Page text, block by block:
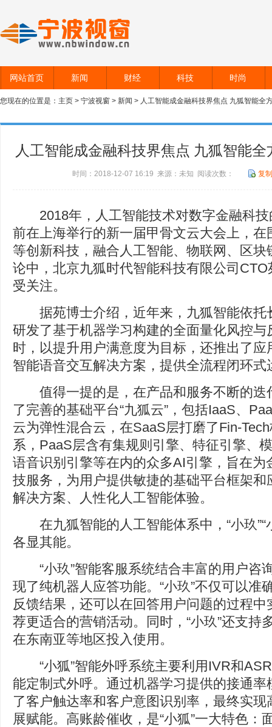
网站首页 新闻 财经 科技 时尚
您现在的位置是： 主页 > 宁波视窗 > 新闻 > 人工智能成金融科技界焦点 九狐智能全
人工智能成金融科技界焦点 九狐智能
时间：2018-12-07 16:19 来源：未知 阅读次数： 复
2018年，人工智能技术对数字金融科技
前在上海举行的新一届甲骨文云大会上，
等创新科技，融合人工智能、物联网、区
论中，北京九狐时代智能科技有限公司
受关注。
据苑博士介绍，近年来，九狐智能依托
研发了基于机器学习构建的全面量化风控与
时，以提升用户满意度为目标，还推出了
智能语音交互解决方案，提供全流程闭环式
值得一提的是，在产品和服务不断的迭
了完善的基础平台“九狐云”，包括IaaS、
云为弹性混合云，在SaaS层打磨了Fin-
系，PaaS层含有集规则引擎、特征引擎、
语音识别引擎等在内的众多AI引擎，旨在为
技服务，为用户提供敏捷的基础平台框架
解决方案、人性化人工智能体验。
在九狐智能的人工智能体系中，“小玖”“小
各显其能。
“小玖”智能客服系统结合丰富的用户咨
现了纯机器人应答功能。“小玖”不仅可以准
反馈结果，还可以在回答用户问题的过程
荐更适合的营销活动。同时，“小玖”还支持
在东南亚等地区投入使用。
“小狐”智能外呼系统主要利用IVR和
能定制式外呼。通过机器学习提供的接通
了客户触达率和客户意图识别率，最终实
展赋能。高账龄催收，是“小狐”一大特色：